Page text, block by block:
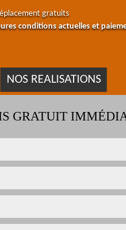
gratuits
conditions actuelles et
NOS REALISATIONS
GRATUIT